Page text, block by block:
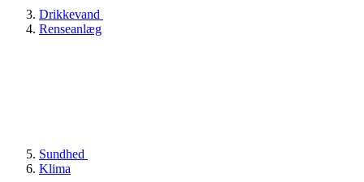
Drikkevand
Renseanlæg
Sundhed
Klima